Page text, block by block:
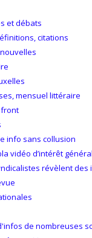
et débats
citations
mensuel littéraire
front
info sans collusion
vidéo d’intérêt général
révèlent des
de nombreuses